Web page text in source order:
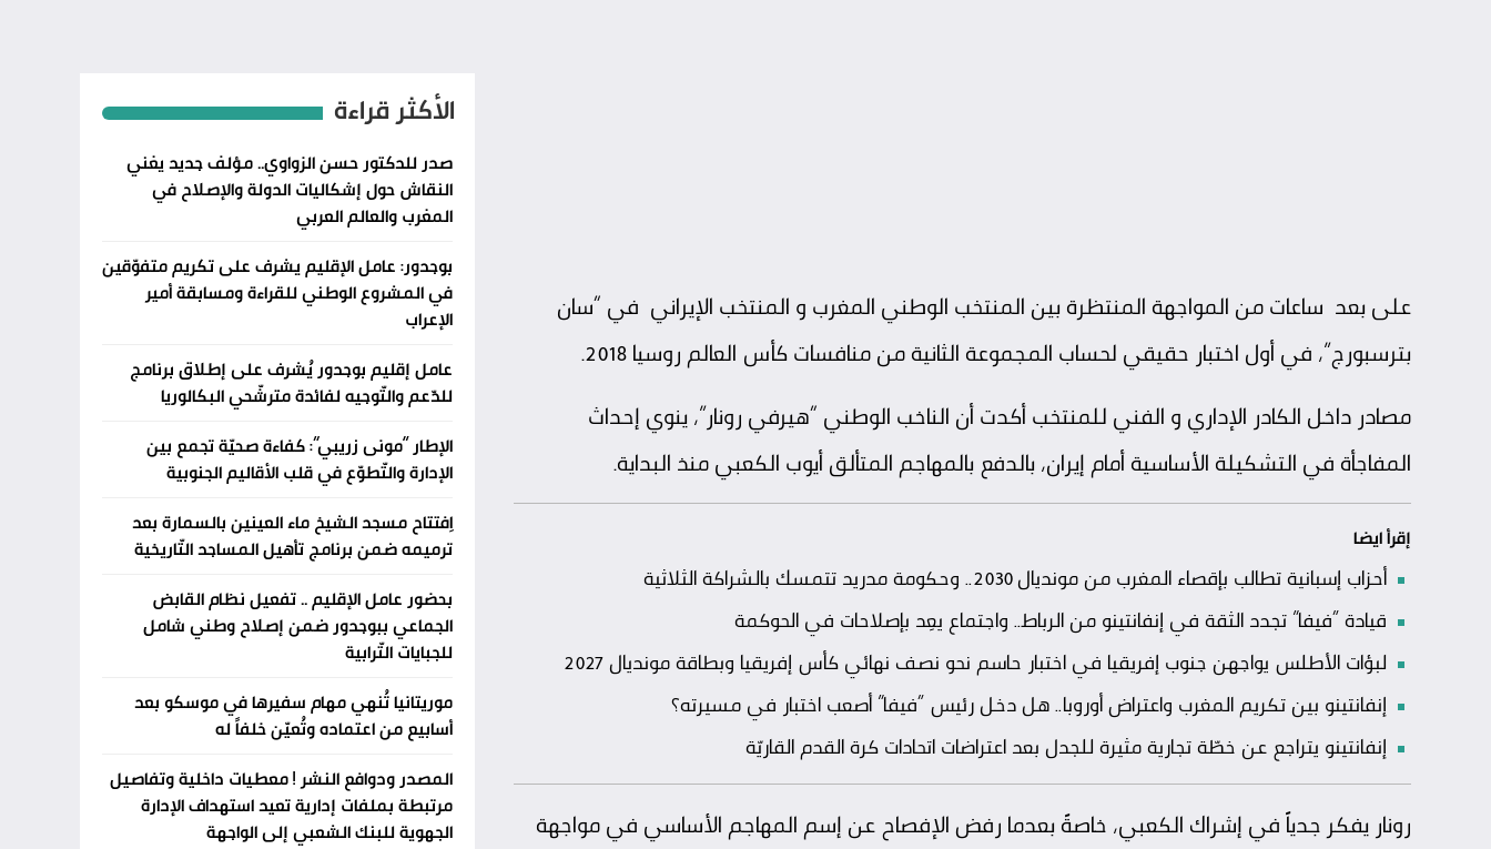
على بعد ساعات من المواجهة المنتظرة بين المنتخب الوطني المغرب و المنتخب الإيراني في “سان
بترسبورج”، في أول اختبار حقيقي لحساب المجموعة الثانية من منافسات كأس العالم روسيا 2018.
مصادر داخل الكادر الإداري و الفني للمنتخب أكدت أن الناخب الوطني “هيرفي رونار”، ينوي إحداث
المفاجأة في التشكيلة الأساسية أمام إيران، بالدفع بالمهاجم المتألق أيوب الكعبي منذ البداية.
إقرأ ايضا
أحزاب إسبانية تطالب بإقصاء المغرب من مونديال 2030.. وحكومة مدريد تتمسك بالشراكة الثلاثية
قيادة “فيفا” تجدد الثقة في إنفانتينو من الرباط.. واجتماع يعِد بإصلاحات في الحوكمة
لبؤات الأطلس يواجهن جنوب إفريقيا في اختبار حاسم نحو نصف نهائي كأس إفريقيا وبطاقة مونديال 2027
إنفانتينو بين تكريم المغرب واعتراض أوروبا.. هل دخل رئيس “فيفا” أصعب اختبار في مسيرته؟
إنفانتينو يتراجع عن خطّة تجارية مثيرة للجدل بعد اعتراضات اتحادات كرة القدم القاريّة
رونار يفكر جدياً في إشراك الكعبي، خاصةً بعدما رفض الإفصاح عن إسم المهاجم الأساسي في مواجهة
الأكثر قراءة
صدر للدكتور حسن الزواوي.. مؤلف جديد يغني
النقاش حول إشكاليات الدولة والإصلاح في
المغرب والعالم العربي
بوجدور: عامل الإقليم يشرف على تكريم متفوّقين
في المشروع الوطني للقراءة ومسابقة أمير
الإعراب
عامل إقليم بوجدور يُشرف على إطلاق برنامج
للدّعم والتّوجيه لفائدة مترشّحي البكالوريا
الإطار “مونى زريبي”: كفاءة صحيّة تجمع بين
الإدارة والتّطوّع في قلب الأقاليم الجنوبية
اِفتتاح مسجد الشيخ ماء العينين بالسمارة بعد
ترميمه ضمن برنامج تأهيل المساجد التّاريخية
بحضور عامل الإقليم .. تفعيل نظام القابض
الجماعي ببوجدور ضمن إصلاح وطني شامل
للجبايات التّرابية
موريتانيا تُنهي مهام سفيرها في موسكو بعد
أسابيع من اعتماده وتُعيّن خلفاً له
المصدر ودوافع النشر ! معطيات داخلية وتفاصيل
مرتبطة بملفات إدارية تعيد استهداف الإدارة
الجهوية للبنك الشعبي إلى الواجهة